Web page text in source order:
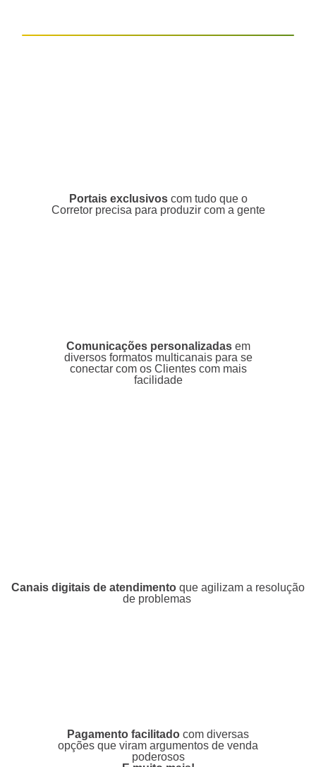
Portais exclusivos com tudo que o
Corretor precisa para produzir com a gente
Comunicações personalizadasem
diversos formatos multicanais para se
conectar com os Clientes com mais
facilidade
Canais digitais de atendimento que agilizam a resolução
de problemas
Pagamento facilitado com diversas
opções que viram argumentos de venda
poderosos